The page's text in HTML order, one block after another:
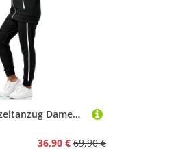
L.gonline Freizeitanzug Damen Jogginganzug Freizeitanzug Sportlich 3750 (Kapuzenjacke mit Reißverschluss, Hose, 2-tlg), mit Streifen
36,90 € 69,90 €